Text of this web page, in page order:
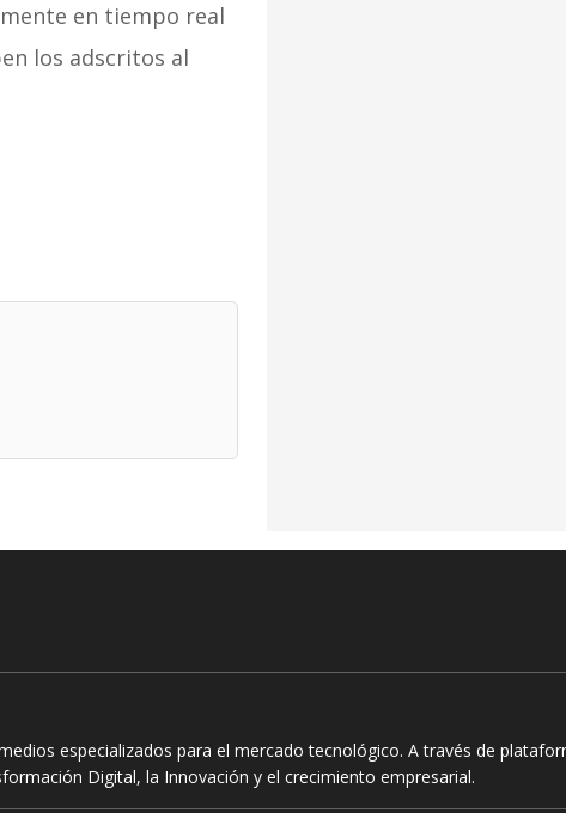
en tiempo real
los adscritos al
especializados para el mercado tecnológico. A través de
Digital, la Innovación y el crecimiento empresarial.